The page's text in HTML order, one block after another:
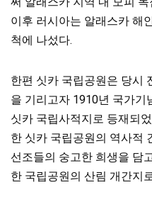
이후 러시아는 알래스카 해
척에 나섰다.
한편 싯카 국립공원은 당시
을 기리고자 1910년 국가기
싯카 국립사적지로 등재되
한 싯카 국립공원의 역사적
선조들의 숭고한 희생을 담
한 국립공원의 산림 개간지